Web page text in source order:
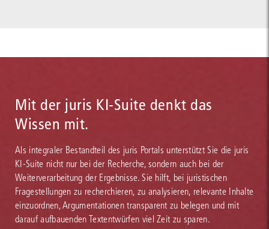
Mit der juris KI-Suite denkt das
Wissen mit.
Als integraler Bestandteil des juris Portals unterstützt Sie die juris
KI-Suite nicht nur bei der Recherche, sondern auch bei der
Weiterverarbeitung der Ergebnisse. Sie hilft, bei juristischen
Fragestellungen zu recherchieren, zu analysieren, relevante Inhalte
einzuordnen, Argumentationen transparent zu belegen und mit
darauf aufbauenden Textentwürfen viel Zeit zu sparen.